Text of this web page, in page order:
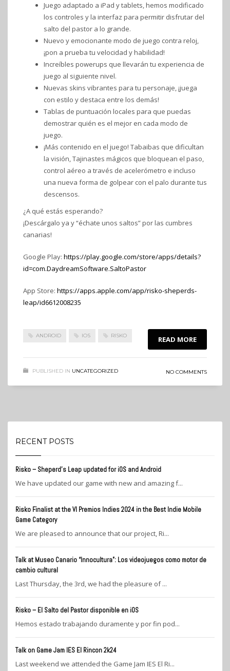
Juego adaptado a iPad y tablets, hemos modificado
los controles y la interfaz para permitir disfrutar del
salto del pastor a lo grande.
Nuevo y emocionante modo de juego contra reloj,
¡pon a prueba tu velocidad y habilidad!
Increíbles powerups que llevarán tu experiencia de
juego al siguiente nivel.
Nuevas skins vibrantes para tu personaje, ¡juega
con estilo y destaca entre los demás!
Tablas de puntuación locales para que puedas
demostrar quién es el mejor en cada modo de
juego.
¡Más contenido en el juego! Tabaibas que dificultan
la visión, Tajinastes mágicos que bloquean el paso,
control aéreo a través de acelerómetro e incluso
una nueva forma de golpear con el palo durante tus
descensos.
¿A qué estás esperando?
¡Descárgalo ya y “échate unos saltos” por las cumbres
canarias!
Google Play: https://play.google.com/store/apps/details?
id=com.DaydreamSoftware.SaltoPastor
App Store: https://apps.apple.com/app/risko-sheperds-
leap/id6612008235
ANDROID IOS RISKO READ MORE
PUBLISHED IN UNCATEGORIZED NO COMMENTS
RECENT POSTS
Risko – Sheperd’s Leap updated for iOS and Android
We have updated our game with new and amazing f...
Risko Finalist at the VI Premios Indies 2024 in the Best Indie Mobile
Game Category
We are pleased to announce that our project, Ri...
Talk at Museo Canario “Innocultura”: Los videojuegos como motor de
cambio cultural
Last Thursday, the 3rd, we had the pleasure of ...
Risko – El Salto del Pastor disponible en iOS
Hemos estado trabajando duramente y por fin pod...
Talk on Game Jam IES El Rincon 2k24
Last weekend we attended the Game Jam IES El Ri...